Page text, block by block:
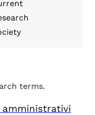
terms.
amministrativi